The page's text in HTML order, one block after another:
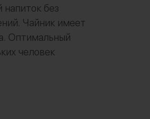
без
Чайник имеет
Оптимальный
человек